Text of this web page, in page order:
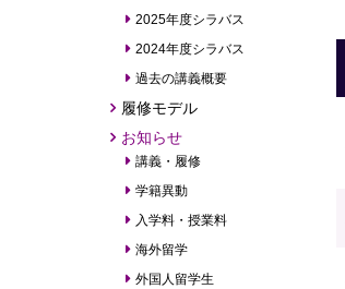
2025年度シラバス
2024年度シラバス
過去の講義概要
履修モデル
お知らせ
講義・履修
学籍異動
入学料・授業料
海外留学
外国人留学生